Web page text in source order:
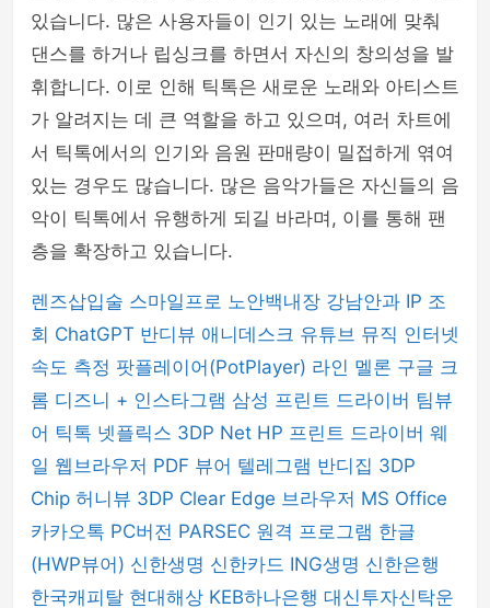
있습니다. 많은 사용자들이 인기 있는 노래에 맞춰
댄스를 하거나 립싱크를 하면서 자신의 창의성을 발
휘합니다. 이로 인해 틱톡은 새로운 노래와 아티스트
가 알려지는 데 큰 역할을 하고 있으며, 여러 차트에
서 틱톡에서의 인기와 음원 판매량이 밀접하게 엮여
있는 경우도 많습니다. 많은 음악가들은 자신들의 음
악이 틱톡에서 유행하게 되길 바라며, 이를 통해 팬
층을 확장하고 있습니다.
렌즈삽입술 스마일프로 노안백내장 강남안과 IP 조
회 ChatGPT 반디뷰 애니데스크 유튜브 뮤직 인터넷
속도 측정 팟플레이어(PotPlayer) 라인 멜론 구글 크
롬 디즈니 + 인스타그램 삼성 프린트 드라이버 팀뷰
어 틱톡 넷플릭스 3DP Net HP 프린트 드라이버 웨
일 웹브라우저 PDF 뷰어 텔레그램 반디집 3DP
Chip 허니뷰 3DP Clear Edge 브라우저 MS Office
카카오톡 PC버전 PARSEC 원격 프로그램 한글
(HWP뷰어) 신한생명 신한카드 ING생명 신한은행
한국캐피탈 현대해상 KEB하나은행 대신투자신탁운